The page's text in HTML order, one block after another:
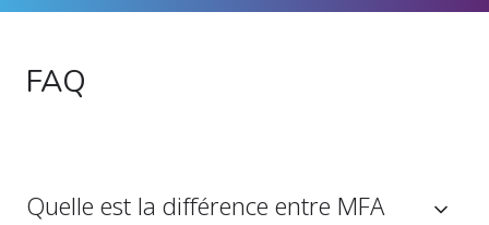
FAQ
Quelle est la différence entre MFA